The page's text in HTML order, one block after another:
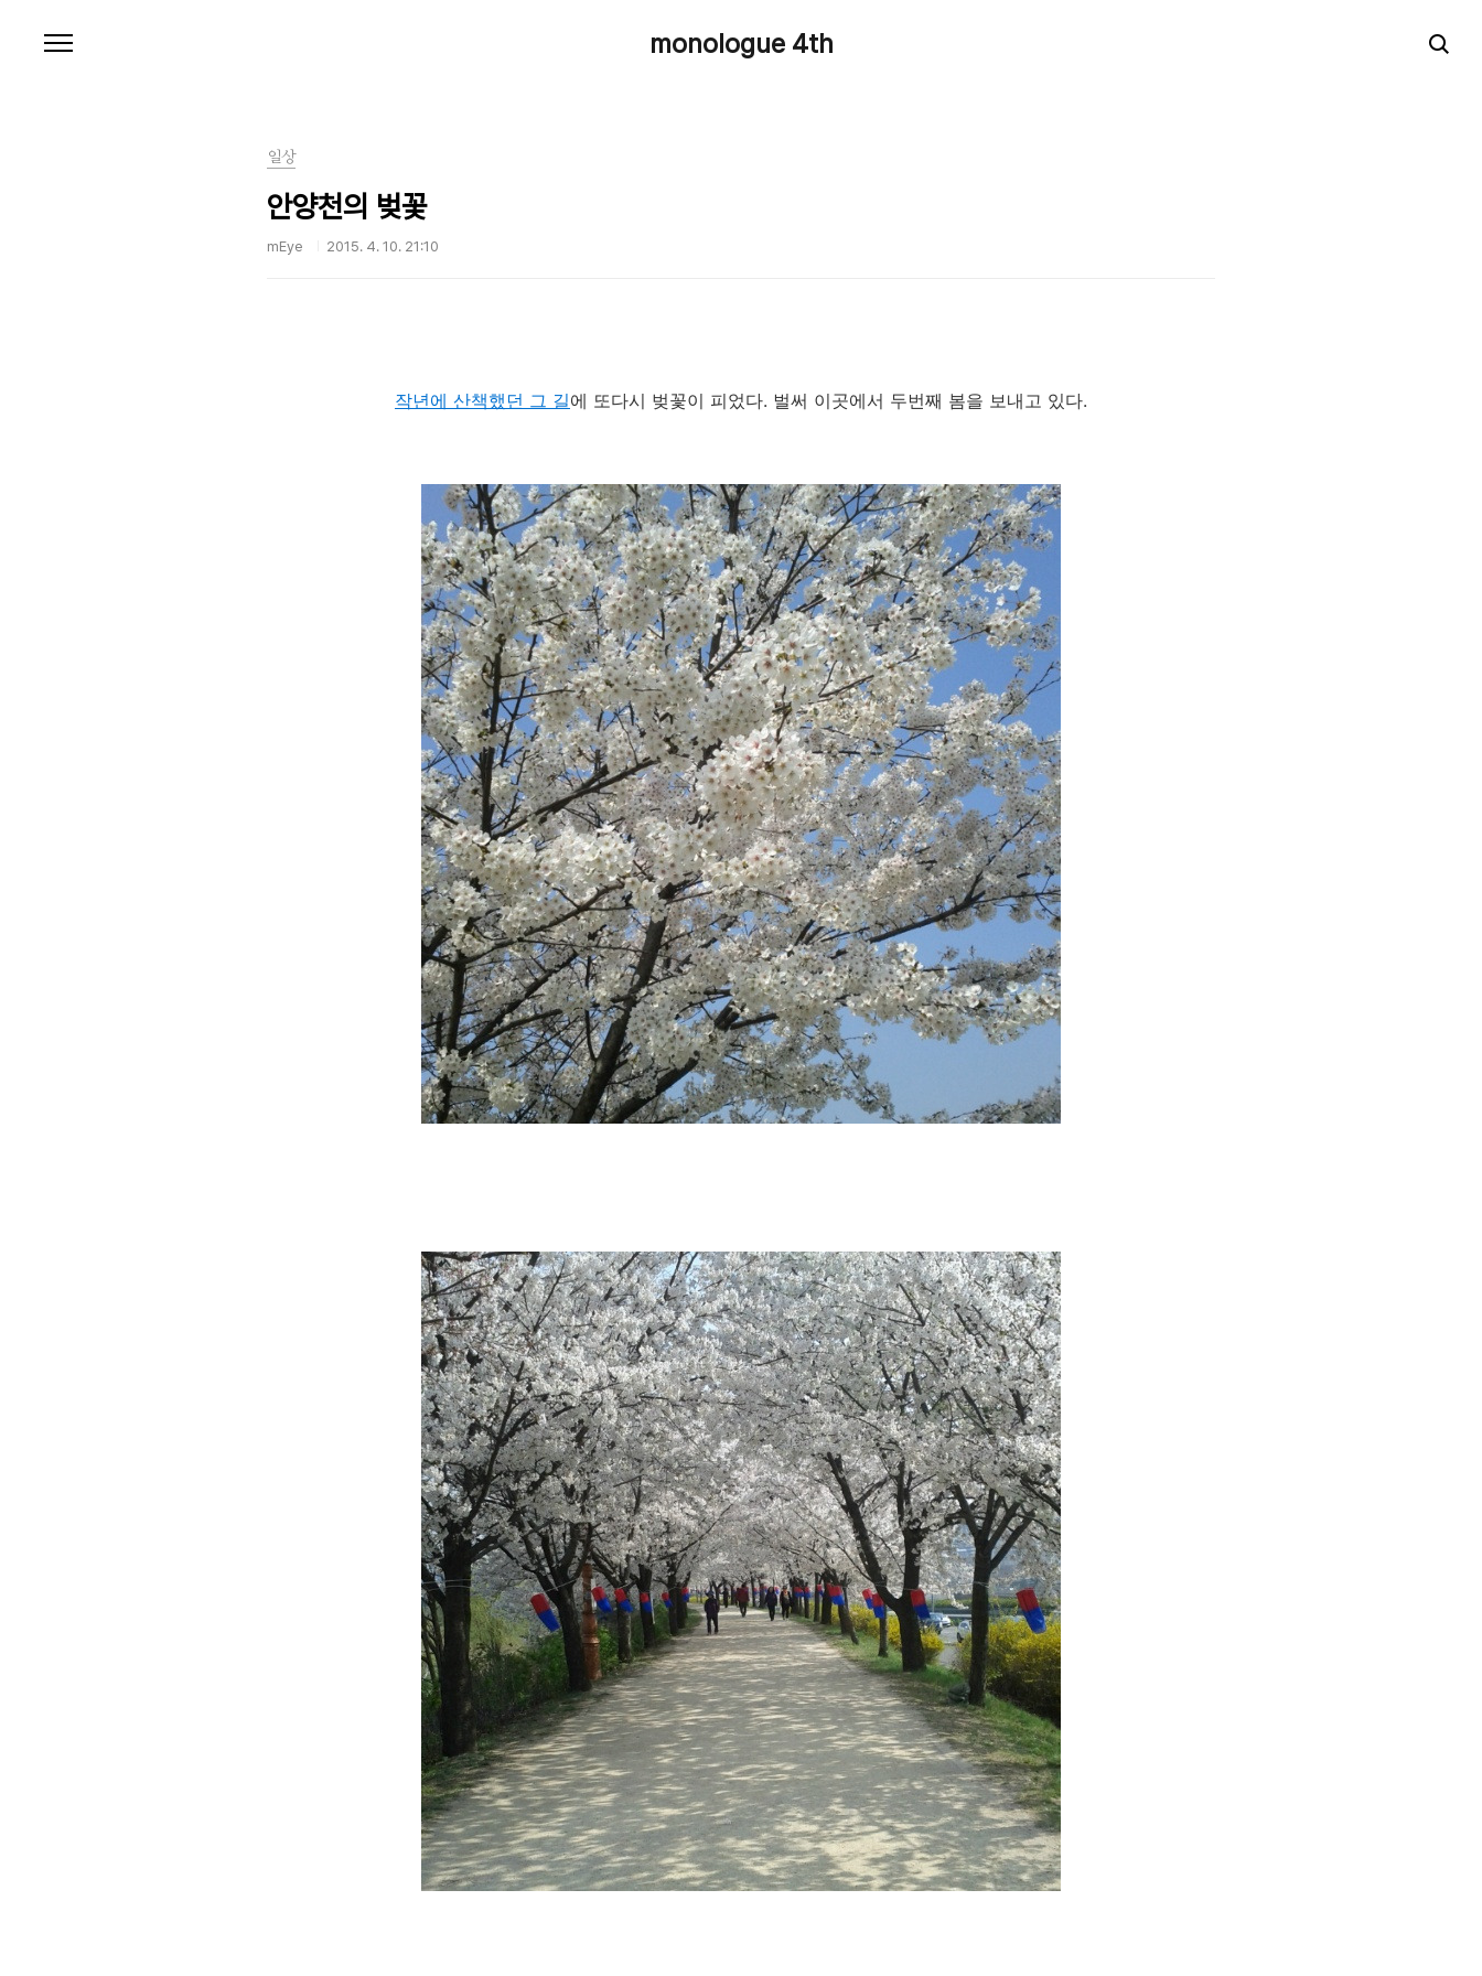
monologue 4th
일상
안양천의 벚꽃
mEye 2015. 4. 10. 21:10
작년에 산책했던 그 길에 또다시 벚꽃이 피었다. 벌써 이곳에서 두번째 봄을 보내고 있다.